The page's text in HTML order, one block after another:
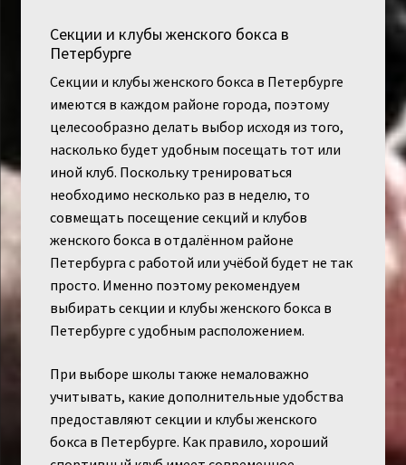
Секции и клубы женского бокса в
Петербурге
Секции и клубы женского бокса в Петербурге
имеются в каждом районе города, поэтому
целесообразно делать выбор исходя из того,
насколько будет удобным посещать тот или
иной клуб. Поскольку тренироваться
необходимо несколько раз в неделю, то
совмещать посещение секций и клубов
женского бокса в отдалённом районе
Петербурга с работой или учёбой будет не так
просто. Именно поэтому рекомендуем
выбирать секции и клубы женского бокса в
Петербурге с удобным расположением.
При выборе школы также немаловажно
учитывать, какие дополнительные удобства
предоставляют секции и клубы женского
бокса в Петербурге. Как правило, хороший